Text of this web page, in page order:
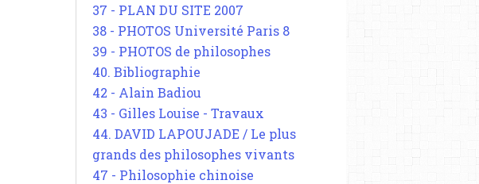
37 - PLAN DU SITE 2007
38 - PHOTOS Université Paris 8
39 - PHOTOS de philosophes
40. Bibliographie
42 - Alain Badiou
43 - Gilles Louise - Travaux
44. DAVID LAPOUJADE / Le plus
grands des philosophes vivants
47 - Philosophie chinoise